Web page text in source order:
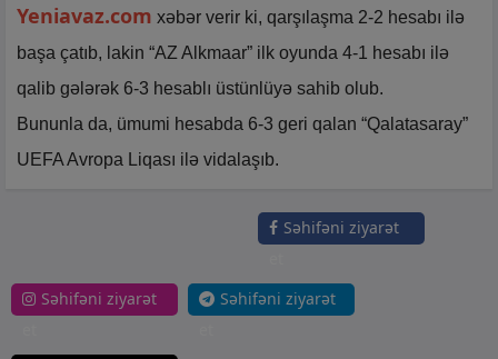
Yeniavaz.com xəbər verir ki, qarşılaşma 2-2 hesabı ilə
başa çatıb, lakin “AZ Alkmaar” ilk oyunda 4-1 hesabı ilə
qalib gələrək 6-3 hesablı üstünlüyə sahib olub.
Bununla da, ümumi hesabda 6-3 geri qalan “Qalatasaray”
UEFA Avropa Liqası ilə vidalaşıb.
Səhifəni ziyarət
Səhifəni ziyarət
Səhifəni ziyarət